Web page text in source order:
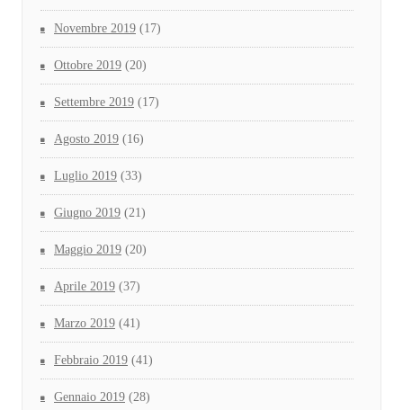
Novembre 2019 (17)
Ottobre 2019 (20)
Settembre 2019 (17)
Agosto 2019 (16)
Luglio 2019 (33)
Giugno 2019 (21)
Maggio 2019 (20)
Aprile 2019 (37)
Marzo 2019 (41)
Febbraio 2019 (41)
Gennaio 2019 (28)